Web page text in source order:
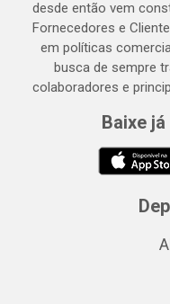
desde então vem
Fornecedores e
em políticas
busca de sempre
colaboradores e
Baixe